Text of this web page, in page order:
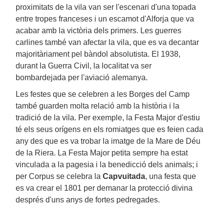
proximitats de la vila van ser l'escenari d'una topada
entre tropes franceses i un escamot d'Alforja que va
acabar amb la victòria dels primers. Les guerres
carlines també van afectar la vila, que es va decantar
majoritàriament pel bàndol absolutista. El 1938,
durant la Guerra Civil, la localitat va ser
bombardejada per l'aviació alemanya.
Les festes que se celebren a les Borges del Camp
també guarden molta relació amb la història i la
tradició de la vila. Per exemple, la Festa Major d'estiu
té els seus orígens en els romiatges que es feien cada
any des que es va trobar la imatge de la Mare de Déu
de la Riera. La Festa Major petita sempre ha estat
vinculada a la pagesia i la benedicció dels animals; i
per Corpus se celebra la Capvuitada, una festa que
es va crear el 1801 per demanar la protecció divina
després d'uns anys de fortes pedregades.